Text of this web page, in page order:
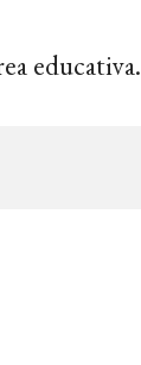
educativa.